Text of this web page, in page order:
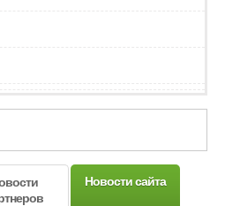
Новости сайта